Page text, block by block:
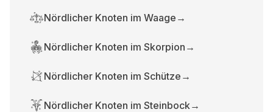
Nördlicher Knoten im Waage →
Nördlicher Knoten im Skorpion →
Nördlicher Knoten im Schütze →
Nördlicher Knoten im Steinbock→